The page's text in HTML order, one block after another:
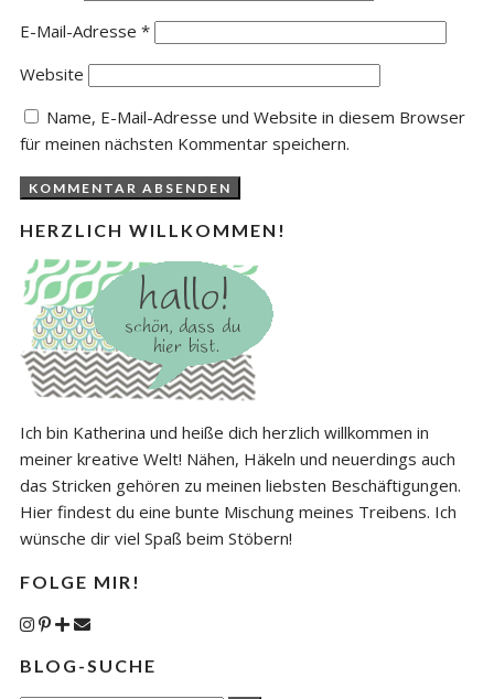
E-Mail-Adresse *
Website
Name, E-Mail-Adresse und Website in diesem Browser
für meinen nächsten Kommentar speichern.
HERZLICH WILLKOMMEN!
Ich bin Katherina und heiße dich herzlich willkommen in
meiner kreative Welt! Nähen, Häkeln und neuerdings auch
das Stricken gehören zu meinen liebsten Beschäftigungen.
Hier findest du eine bunte Mischung meines Treibens. Ich
wünsche dir viel Spaß beim Stöbern!
FOLGE MIR!
BLOG-SUCHE